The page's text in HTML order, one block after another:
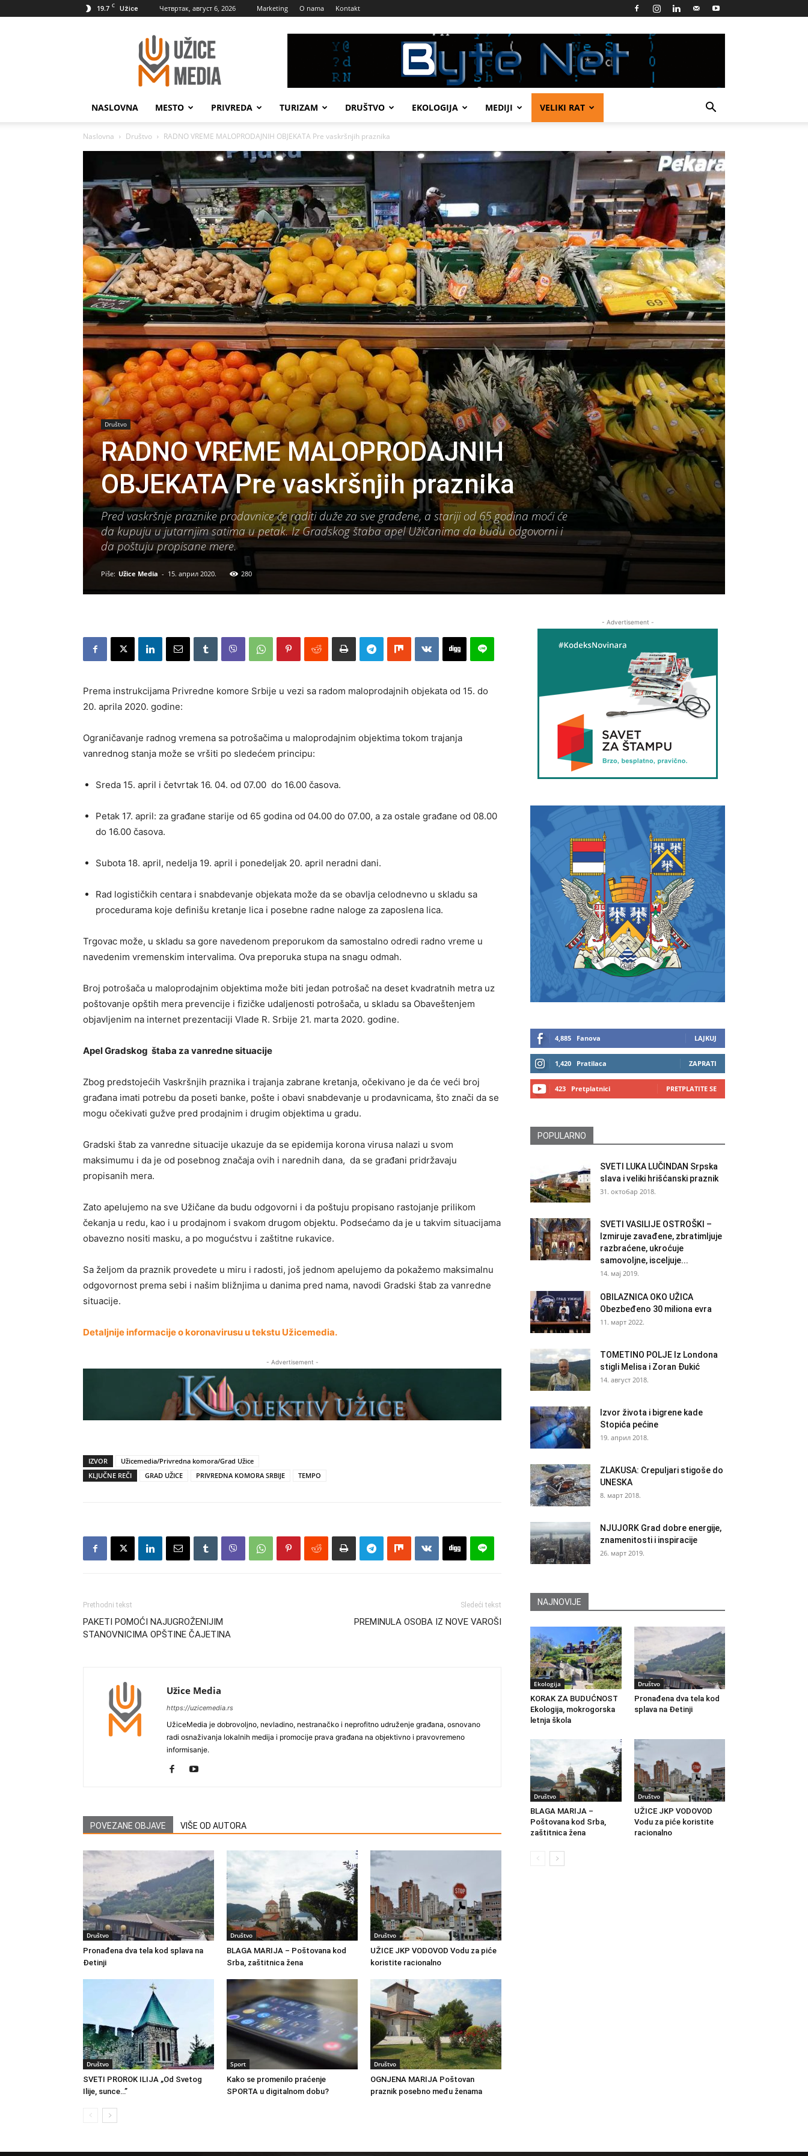
19.7 C Užice Четвртак, август 6, 2026 Marketing O nama Kontakt
UžiceMedia
NASLOVNA MESTO PRIVREDA TURIZAM DRUŠTVO EKOLOGIJA MEDIJI VELIKI RAT
Naslovna Društvo RADNO VREME MALOPRODAJNIH OBJEKATA Pre vaskršnjih praznika
Društvo
RADNO VREME MALOPRODAJNIH
OBJEKATA Pre vaskršnjih praznika
Pred vaskršnje praznike prodavnice će raditi duže za sve građene, a stariji od 65 godina moći će
da kupuju u jutarnjim satima u petak. Iz Gradskog štaba apel Užičanima da budu odgovorni i
da poštuju propisane mere.
Piše: Užice Media - 15. април 2020. 280
Prema instrukcijama Privredne komore Srbije u vezi sa radom maloprodajnih objekata od 15. do
20. aprila 2020. godine:
Ograničavanje radnog vremena sa potrošačima u maloprodajnim objektima tokom trajanja
vanrednog stanja može se vršiti po sledećem principu:
Sreda 15. april i četvrtak 16. 04. od 07.00 do 16.00 časova.
Petak 17. april: za građane starije od 65 godina od 04.00 do 07.00, a za ostale građane od 08.00
do 16.00 časova.
Subota 18. april, nedelja 19. april i ponedeljak 20. april neradni dani.
Rad logističkih centara i snabdevanje objekata može da se obavlja celodnevno u skladu sa
procedurama koje definišu kretanje lica i posebne radne naloge za zaposlena lica.
Trgovac može, u skladu sa gore navedenom preporukom da samostalno odredi radno vreme u
navedenim vremenskim intervalima. Ova preporuka stupa na snagu odmah.
Broj potrošača u maloprodajnim objektima može biti jedan potrošač na deset kvadratnih metra uz
poštovanje opštih mera prevencije i fizičke udaljenosti potrošača, u skladu sa Obaveštenjem
objavljenim na internet prezentaciji Vlade R. Srbije 21. marta 2020. godine.
Apel Gradskog štaba za vanredne situacije
Zbog predstojećih Vaskršnjih praznika i trajanja zabrane kretanja, očekivano je da će veći broj
građana imati potrebu da poseti banke, pošte i obavi snabdevanje u prodavnicama, što znači da se
mogu očekivati gužve pred prodajnim i drugim objektima u gradu.
Gradski štab za vanredne situacije ukazuje da se epidemija korona virusa nalazi u svom
maksimumu i da je od posebnog značaja ovih i narednih dana, da se građani pridržavaju
propisanih mera.
Zato apelujemo na sve Užičane da budu odgovorni i da poštuju propisano rastojanje prilikom
čekanja u redu, kao i u prodajnom i svakom drugom objektu. Podsećamo da je u takvim situacijama
obavezno nositi masku, a po mogućstvu i zaštitne rukavice.
Sa željom da praznik provedete u miru i radosti, još jednom apelujemo da pokažemo maksimalnu
odgovornost prema sebi i našim bližnjima u danima pred nama, navodi Gradski štab za vanredne
situacije.
Detaljnije informacije o koronavirusu u tekstu Užicemedia.
- Advertisement -
IZVOR
Užicemedia/Privredna komora/Grad Užice
KLJUČNE REČI
GRAD UŽICE PRIVREDNA KOMORA SRBIJE TEMPO
Prethodni tekst
PAKETI POMOĆI NAJUGROŽENIJIM
STANOVNICIMA OPŠTINE ČAJETINA
Sledeći tekst
PREMINULA OSOBA IZ NOVE VAROŠI
Užice Media
https://uzicemedia.rs
UžiceMedia je dobrovoljno, nevladino, nestranačko i neprofitno udruženje građana, osnovano
radi osnaživanja lokalnih medija i promocije prava građana na objektivno i pravovremeno
informisanje.
POVEZANE OBJAVE VIŠE OD AUTORA
Društvo
Pronađena dva tela kod splava na
Đetinji
Društvo
BLAGA MARIJA – Poštovana kod
Srba, zaštitnica žena
Društvo
UŽICE JKP VODOVOD Vodu za piće
koristite racionalno
Društvo
SVETI PROROK ILIJA „Od Svetog
Ilije, sunce…”
Sport
Kako se promenilo praćenje
SPORTA u digitalnom dobu?
Društvo
OGNJENA MARIJA Poštovan
praznik posebno među ženama
- Advertisement -
4,885 Fanova LAJKUJ
1,420 Pratilaca ZAPRATI
423 Pretplatnici PRETPLATITE SE
POPULARNO
SVETI LUKA LUČINDAN Srpska
slava i veliki hrišćanski praznik
31. октобар 2018.
SVETI VASILIJE OSTROŠKI –
Izmiruje zavađene, zbratimljuje
razbraćene, ukroćuje
samovoljne, isceljuje...
14. мај 2019.
OBILAZNICA OKO UŽICA
Obezbeđeno 30 miliona evra
11. март 2022.
TOMETINO POLJE Iz Londona
stigli Melisa i Zoran Đukić
14. август 2018.
Izvor života i bigrene kade
Stopića pećine
19. април 2018.
ZLAKUSA: Crepuljari stigoše do
UNESKA
8. март 2018.
NJUJORK Grad dobre energije,
znamenitosti i inspiracije
26. март 2019.
NAJNOVIJE
Ekologija
KORAK ZA BUDUĆNOST
Ekologija, mokrogorska
letnja škola
Društvo
Pronađena dva tela kod
splava na Đetinji
Društvo
BLAGA MARIJA –
Poštovana kod Srba,
zaštitnica žena
Društvo
UŽICE JKP VODOVOD
Vodu za piće koristite
racionalno